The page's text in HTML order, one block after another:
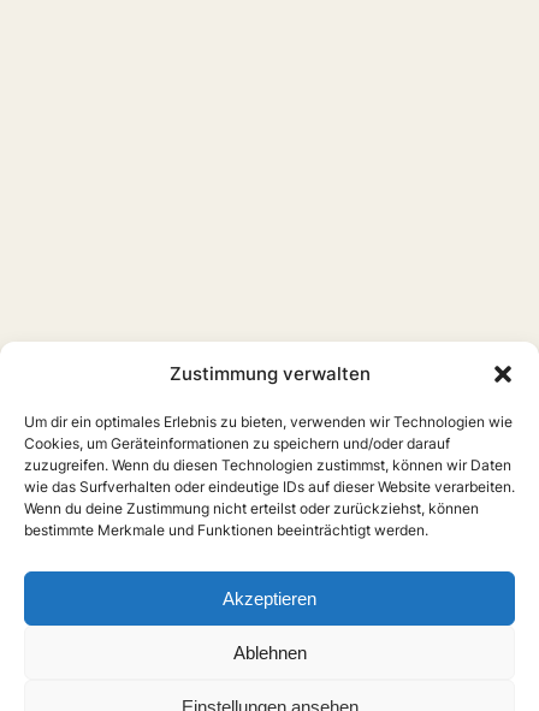
Zustimmung verwalten
Um dir ein optimales Erlebnis zu bieten, verwenden wir Technologien wie
Cookies, um Geräteinformationen zu speichern und/oder darauf
zuzugreifen. Wenn du diesen Technologien zustimmst, können wir Daten
wie das Surfverhalten oder eindeutige IDs auf dieser Website verarbeiten.
Wenn du deine Zustimmung nicht erteilst oder zurückziehst, können
bestimmte Merkmale und Funktionen beeinträchtigt werden.
Akzeptieren
Ablehnen
Einstellungen ansehen
FilmeAnimeMusik
Über unsImpressumX Instagram
Anmelden